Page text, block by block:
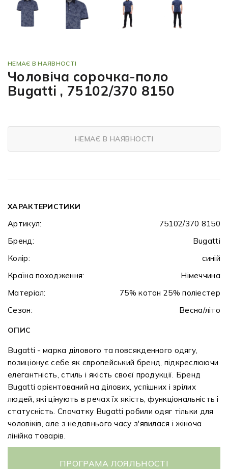
НЕМАЄ В НАЯВНОСТІ
Чоловіча сорочка-поло
Bugatti , 75102/370 8150
НЕМАЄ В НАЯВНОСТІ
ХАРАКТЕРИСТИКИ
Артикул:
75102/370 8150
Бренд:
Bugatti
Колір:
синій
Країна походження:
Німеччина
Матеріал:
75% котон 25% поліестер
Сезон:
Весна/літо
ОПИС
Bugatti - марка ділового та повсякденного одягу,
позиціонує себе як європейський бренд, підкреслюючи
елегантність, стиль і якість своєї продукції. Бренд
Bugatti орієнтований на ділових, успішних і зрілих
людей, які цінують в речах їх якість, функціональність і
статусність. Спочатку Bugatti робили одяг тільки для
чоловіків, але з недавнього часу з'явилася і жіноча
лінійка товарів.
ПРОГРАМА ЛОЯЛЬНОСТІ